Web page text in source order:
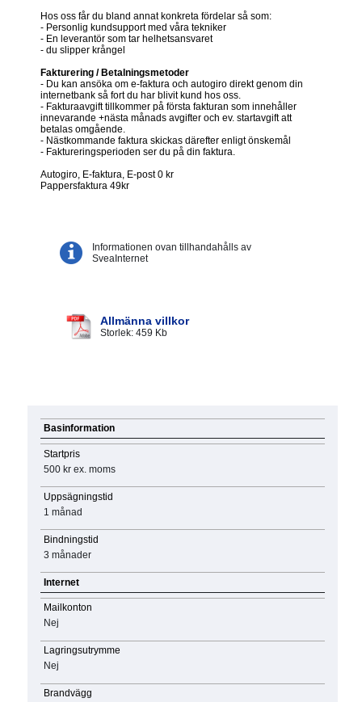
Hos oss får du bland annat konkreta fördelar så som:
- Personlig kundsupport med våra tekniker
- En leverantör som tar helhetsansvaret
- du slipper krångel
Fakturering / Betalningsmetoder
- Du kan ansöka om e-faktura och autogiro direkt genom din
internetbank så fort du har blivit kund hos oss.
- Fakturaavgift tillkommer på första fakturan som innehåller
innevarande +nästa månads avgifter och ev. startavgift att
betalas omgående.
- Nästkommande faktura skickas därefter enligt önskemål
- Faktureringsperioden ser du på din faktura.
Autogiro, E-faktura, E-post 0 kr
Pappersfaktura 49kr
Informationen ovan tillhandahålls av
SveaInternet
Allmänna villkor
Storlek: 459 Kb
Basinformation
Startpris
500 kr ex. moms
Uppsägningstid
1 månad
Bindningstid
3 månader
Internet
Mailkonton
Nej
Lagringsutrymme
Nej
Brandvägg